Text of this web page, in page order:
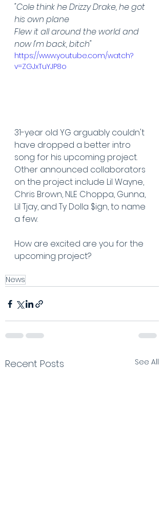
"Cole think he Drizzy Drake, he got
his own plane
Flew it all around the world and
now I'm back, bitch"
https://www.youtube.com/watch?
v=ZGJxTuYJP8o
31-year old YG arguably couldn't
have dropped a better intro
song for his upcoming project.
Other announced collaborators
on the project include Lil Wayne,
Chris Brown, NLE Choppa, Gunna,
Lil Tjay, and Ty Dolla $ign, to name
a few.
How are excited are you for the
upcoming project?
News
Recent Posts See All